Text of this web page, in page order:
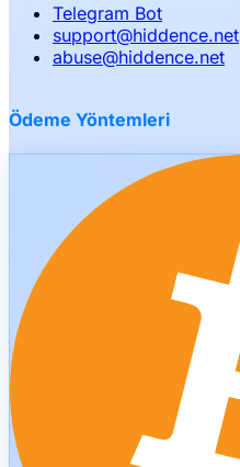
Telegram Bot
support@hiddence.net
abuse@hiddence.net
Ödeme Yöntemleri